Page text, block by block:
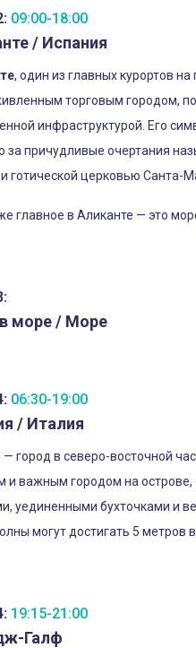
09:00-18:00
/ Испания
, один из главных курортов
торговым городом,
инфраструктурой. Его
за причудливые очертания
готической церковью Санта-
главное в Аликанте — это
море / Море
06:30-19:00
/ Италия
— город в северо-восточной
и важным городом на острове,
уединенными бухточками и
могут достигать 5
19:15-21:00
Галф